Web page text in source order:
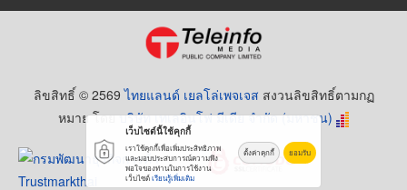
ลิขสิทธิ์ © 2569ไทยแลนด์ เยลโล่เพจเจส สงวนลิขสิทธิ์ตามกฏ
หมาย โดยบริษัท เทเลอินโฟ มีเดีย จำกัด (มหาชน)
เว็บไซต์นี้ใช้คุกกี้
เราใช้คุกกี้เพื่อเพิ่มประสิทธิภาพ
และมอบประสบการณ์ความพึง
พอใจของท่านในการใช้งาน
เว็บไซต์เรียนรู้เพิ่มเติม
ตั้งค่าคุกกี้ ยอมรับ